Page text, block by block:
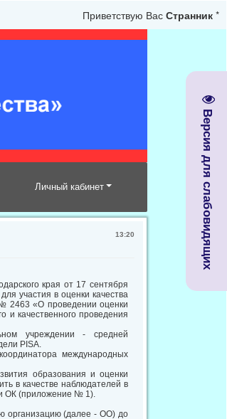
Версия для слабовидящих
Приветствую Вас Странник *
Личный кабинет
13:20
края от 17 сентября
участия в оценки качества
2463 «О проведении оценки
и качественного проведения
учреждении - средней
PISA.
международных
образования и оценки
в качестве наблюдателей в
ОК (приложение № 1).
организацию (далее - ОО) до